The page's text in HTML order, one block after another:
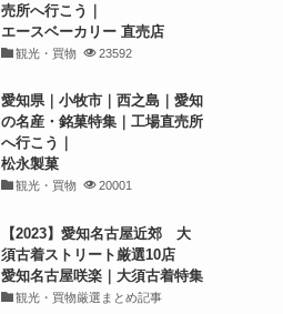
売所へ行こう｜
エースベーカリー 直売店
観光・買物 23592
愛知県｜小牧市｜西之島｜愛知
の名産・銘菓特集｜工場直売所
へ行こう｜
松永製菓
観光・買物 20001
【2023】愛知名古屋近郊 大
須古着ストリート厳選10店
愛知名古屋咲楽｜大須古着特集
観光・買物厳選まとめ記事